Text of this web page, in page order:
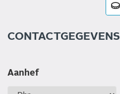
CONTACTGEGEVENS
Aanhef